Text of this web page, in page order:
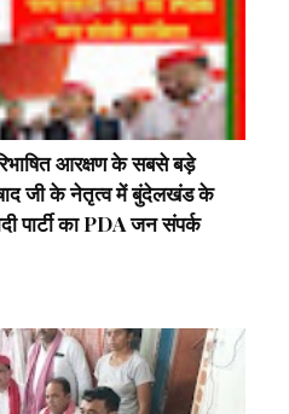
आरक्षण के सबसे बड़े
जी के नेतृत्व में बुंदेलखंड के
पार्टी का PDA जन संपर्क